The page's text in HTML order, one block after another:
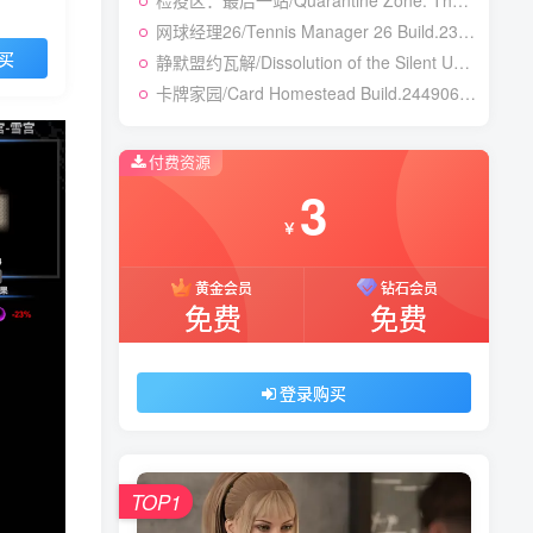
网球经理26/Tennis Manager 26 Build.23764728|体育竞速|容量4.1GB|免安装绿色中文版
静默盟约瓦解/Dissolution of the Silent Union Build.24450155|恐怖冒险|容量1GB|免安装绿色中文版
卡牌家园/Card Homestead Build.24490632|策略战棋|容量1.3GB|免安装绿色中文版
付费资源
￥ 3
黄金会员
免费
钻石会员
免费
登录购买
TOP1